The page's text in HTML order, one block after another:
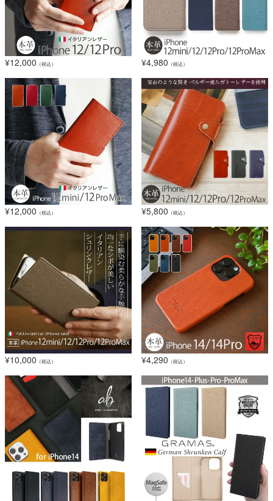
¥12,000 （税込） ¥4,980 （税込）
¥12,000 （税込） ¥5,800 （税込）
¥10,000 （税込） ¥4,290 （税込）